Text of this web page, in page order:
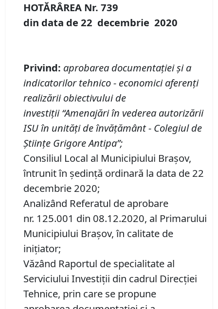
HOTĂRÂREA Nr. 739
din data de 22 decembrie 2020
Privind: aprobarea documentației și a
indicatorilor tehnico- economiciaferenți
realizăriiobiectivuluide
investiții “Amenajăriîn vederea autorizării
ISUîn unități deînvățământ - Colegiul de
Științe Grigore Antipa”;
Consiliul Local al Municipiului Brașov,
întrunit în ședință ordinară la data de 22
decembrie 2020;
Analizând Referatul de aprobare
nr. 125.001 din 08.12.2020, al Primarului
Municipiului Braşov, în calitate de
inițiator;
Văzând Raportul de specialitate al
Serviciului Investiţii din cadrul Direcţiei
Tehnice, prin care se propune